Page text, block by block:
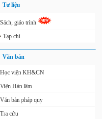
Tư liệu
Sách, giáo trình
Tạp chí
Văn bản
Học viện KH&CN
Viện Hàn lâm
Văn bản pháp quy
Tra cứu